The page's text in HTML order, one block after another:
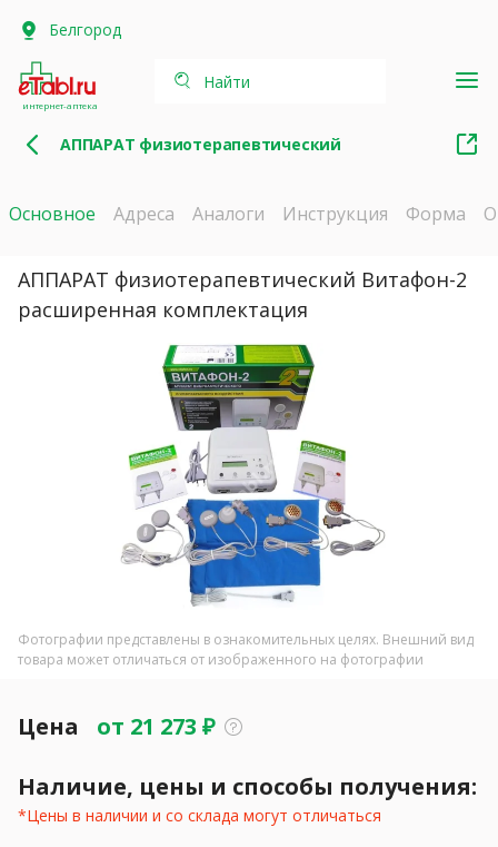
Белгород
интернет-аптека
Найти
АППАРАТ физиотерапевтический
Основное Адреса Аналоги Инструкция Форма
АППАРАТ физиотерапевтический Витафон-2
расширенная комплектация
Фотографии представлены в ознакомительных целях. Внешний вид
товара может отличаться от изображенного на фотографии
Цена от 21 273 ₽
Наличие, цены и способы получения:
*Цены в наличии и со склада могут отличаться